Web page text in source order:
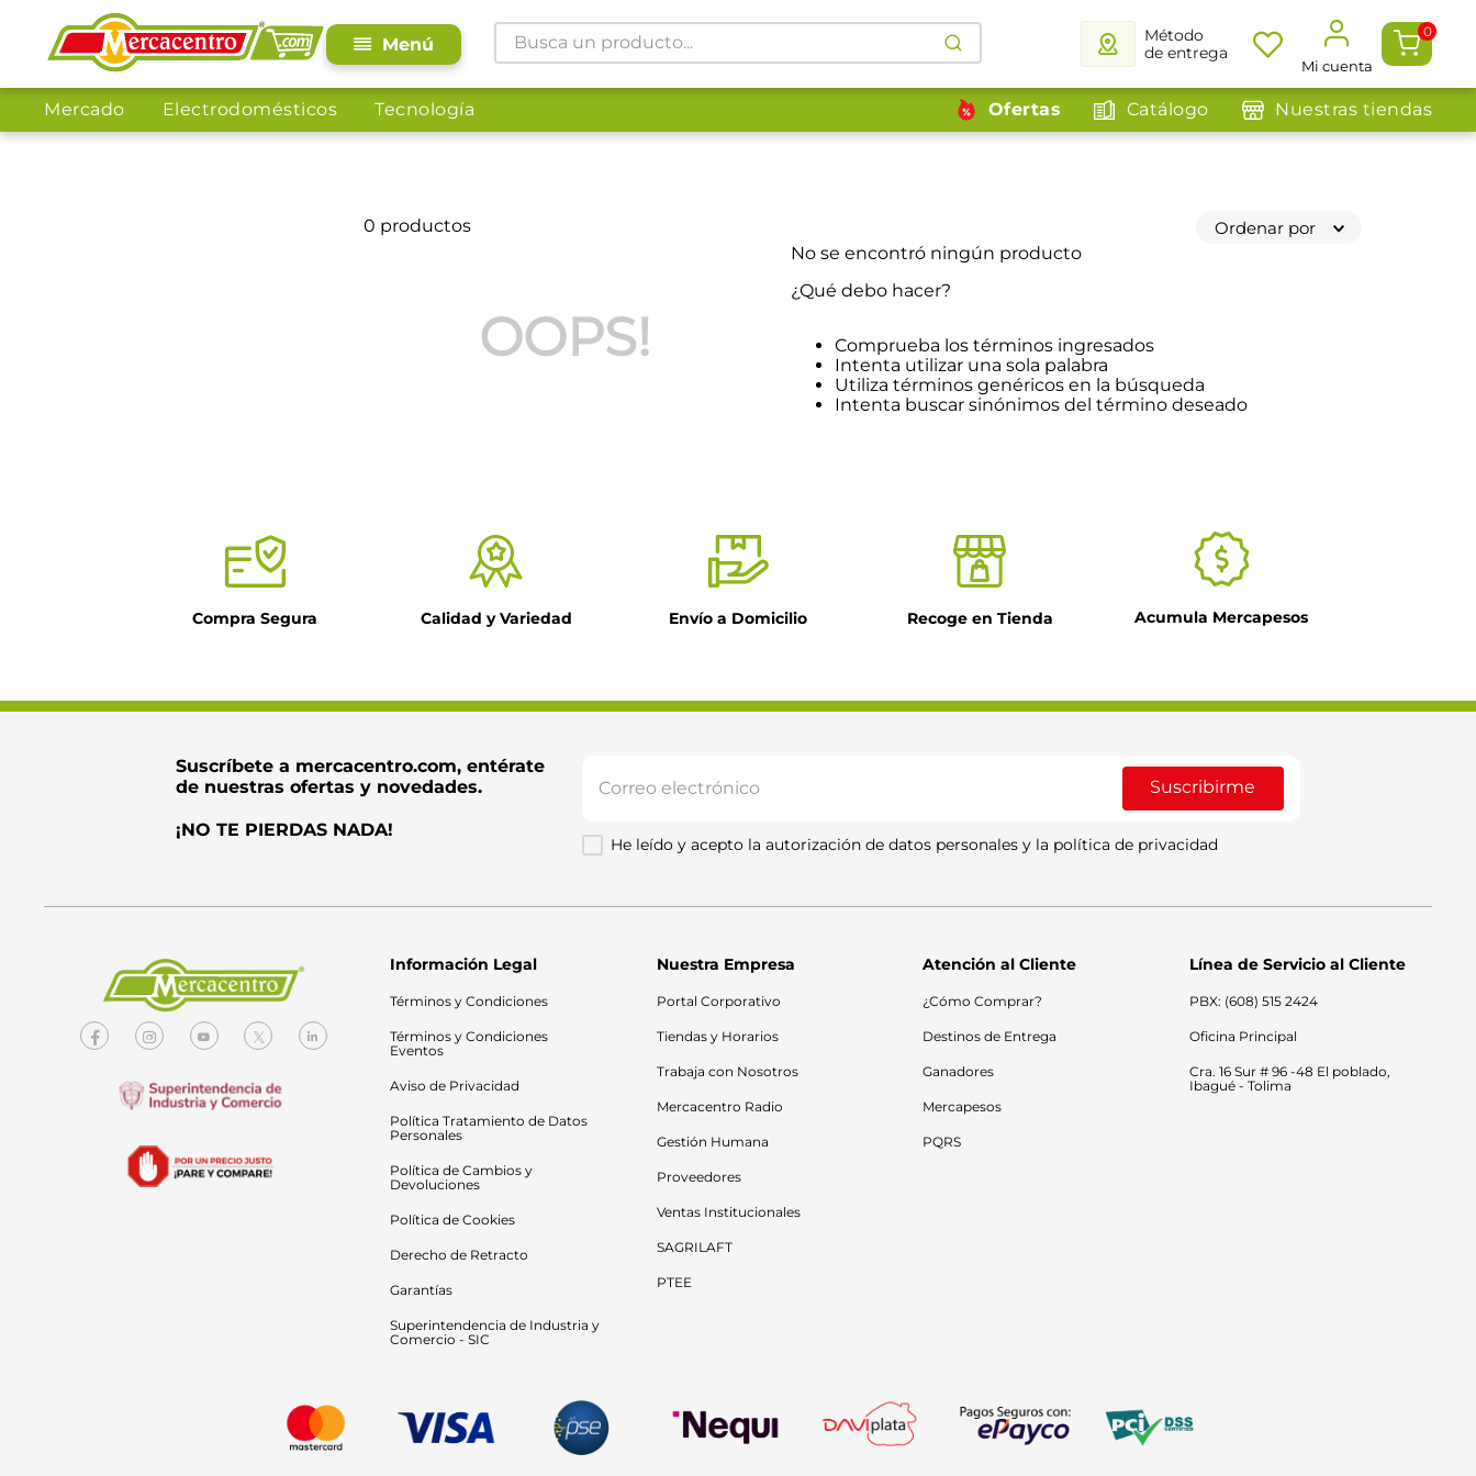
Busca un producto...
Método
de entrega
Mi cuenta
0
Mercado Electrodomésticos Tecnología Ofertas Catálogo Nuestras tiendas
0 productos Ordenar por
OOPS!
No se encontró ningún producto
¿Qué debo hacer?
Comprueba los términos ingresados
Intenta utilizar una sola palabra
Utiliza términos genéricos en la búsqueda
Intenta buscar sinónimos del término deseado
Compra Segura Calidad y Variedad Envío a Domicilio Recoge en Tienda Acumula Mercapesos
Suscríbete a mercacentro.com, entérate
de nuestras ofertas y novedades.
¡NO TE PIERDAS NADA!
Suscribirme
He leído y acepto la autorización de datos personales y la política de privacidad
Información Legal
Términos y Condiciones
Términos y Condiciones
Eventos
Aviso de Privacidad
Política Tratamiento de Datos
Personales
Política de Cambios y
Devoluciones
Política de Cookies
Derecho de Retracto
Garantías
Superintendencia de Industria y
Comercio - SIC
Nuestra Empresa
Portal Corporativo
Tiendas y Horarios
Trabaja con Nosotros
Mercacentro Radio
Gestión Humana
Proveedores
Ventas Institucionales
SAGRILAFT
PTEE
Atención al Cliente
¿Cómo Comprar?
Destinos de Entrega
Ganadores
Mercapesos
PQRS
Línea de Servicio al Cliente
PBX: (608) 515 2424
Oficina Principal
Cra. 16 Sur # 96 -48 El poblado,
Ibagué - Tolima